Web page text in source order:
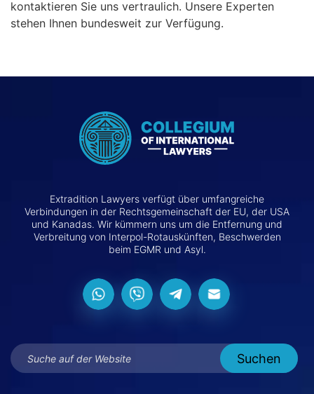
kontaktieren Sie uns vertraulich. Unsere Experten
stehen Ihnen bundesweit zur Verfügung.
Extradition Lawyers verfügt über umfangreiche
Verbindungen in der Rechtsgemeinschaft der EU, der USA
und Kanadas. Wir kümmern uns um die Entfernung und
Verbreitung von Interpol-Rotauskünften, Beschwerden
beim EGMR und Asyl.